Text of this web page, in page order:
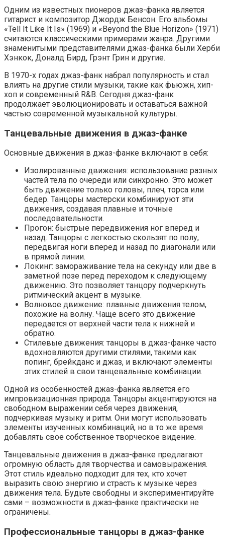
Одним из известных пионеров джаз-фанка является
гитарист и композитор Джордж Бенсон. Его альбомы
«Tell It Like It Is» (1969) и «Beyond the Blue Horizon» (1971)
считаются классическими примерами жанра. Другими
знаменитыми представителями джаз-фанка были Херби
Хэнкок, Доналд Бирд, Грэнт Грин и другие.
В 1970-х годах джаз-фанк набрал популярность и стал
влиять на другие стили музыки, такие как фьюжн, хип-
хоп и современный R&B. Сегодня джаз-фанк
продолжает эволюционировать и оставаться важной
частью современной музыкальной культуры.
Танцевальные движения в джаз-фанке
Основные движения в джаз-фанке включают в себя:
Изолированные движения: использование разных
частей тела по очереди или синхронно. Это может
быть движение только головы, плеч, торса или
бедер. Танцоры мастерски комбинируют эти
движения, создавая плавные и точные
последовательности.
Прогон: быстрые передвижения ног вперед и
назад. Танцоры с легкостью скользят по полу,
передвигая ноги вперед и назад по диагонали или
в прямой линии.
Локинг: замораживание тела на секунду или две в
заметной позе перед переходом к следующему
движению. Это позволяет танцору подчеркнуть
ритмический акцент в музыке.
Волновое движение: плавные движения телом,
похожие на волну. Чаще всего это движение
передается от верхней части тела к нижней и
обратно.
Стилевые движения: танцоры в джаз-фанке часто
вдохновляются другими стилями, такими как
попинг, брейкданс и джаз, и включают элементы
этих стилей в свои танцевальные комбинации.
Одной из особенностей джаз-фанка является его
импровизационная природа. Танцоры акцентируются на
свободном выражении себя через движения,
подчеркивая музыку и ритм. Они могут использовать
элементы изученных комбинаций, но в то же время
добавлять свое собственное творческое видение.
Танцевальные движения в джаз-фанке предлагают
огромную область для творчества и самовыражения.
Этот стиль идеально подходит для тех, кто хочет
выразить свою энергию и страсть к музыке через
движения тела. Будьте свободны и экспериментируйте
сами – возможности в джаз-фанке практически не
ограничены.
Профессиональные танцоры в джаз-фанке